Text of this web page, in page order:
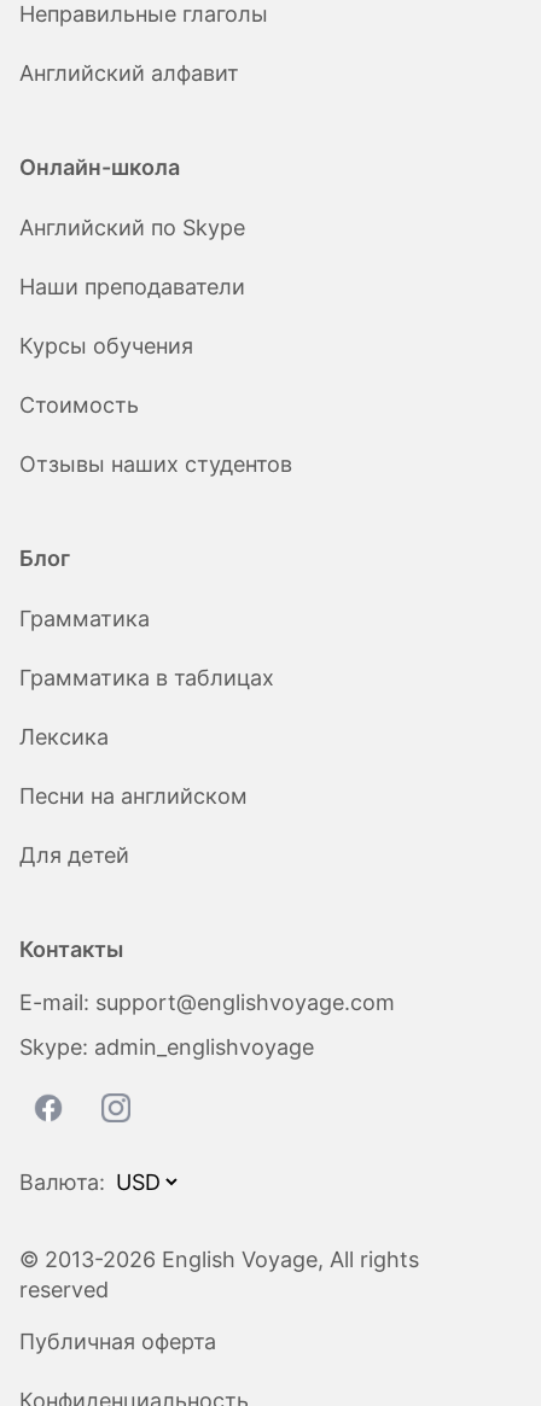
Неправильные глаголы
Английский алфавит
Онлайн-школа
Английский по Skype
Наши преподаватели
Курсы обучения
Стоимость
Отзывы наших студентов
Блог
Грамматика
Грамматика в таблицах
Лексика
Песни на английском
Для детей
Контакты
E-mail: support@englishvoyage.com
Skype: admin_englishvoyage
Валюта:
© 2013-2026 English Voyage, All rights
reserved
Публичная оферта
Конфиденциальность